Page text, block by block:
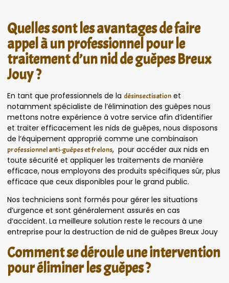
Quelles sont les avantages de faire
appel à un professionnel pour le
traitement d’un nid de guêpes Breux
Jouy ?
En tant que professionnels de la désinsectisation et
notamment spécialiste de l’élimination des guêpes nous
mettons notre expérience à votre service afin d’identifier
et traiter efficacement les nids de guêpes, nous disposons
de l’équipement approprié comme une combinaison
professionnel anti-guêpes et frelons, pour accéder aux nids en
toute sécurité et appliquer les traitements de manière
efficace, nous employons des produits spécifiques sûr, plus
efficace que ceux disponibles pour le grand public.
Nos techniciens sont formés pour gérer les situations
d’urgence et sont généralement assurés en cas
d’accident. La meilleure solution reste le recours à une
entreprise pour la destruction de nid de guêpes Breux Jouy
Comment se déroule une intervention
pour éliminer les guêpes ?